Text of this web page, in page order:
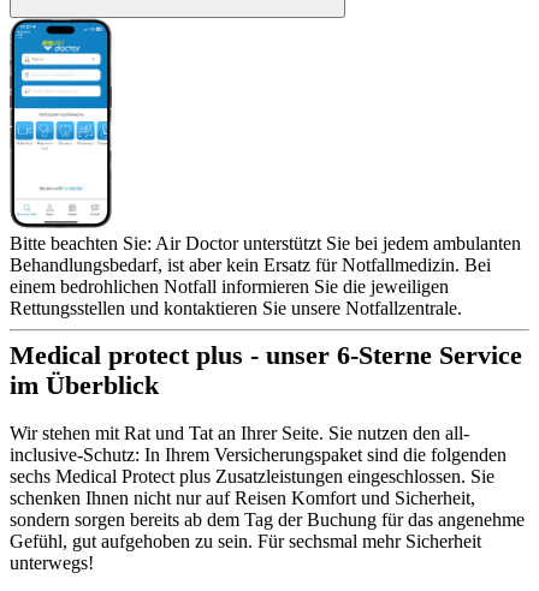
Bitte beachten Sie: Air Doctor unterstützt Sie bei jedem ambulanten
Behandlungsbedarf, ist aber kein Ersatz für Notfallmedizin. Bei
einem bedrohlichen Notfall informieren Sie die jeweiligen
Rettungsstellen und kontaktieren Sie unsere Notfallzentrale.
Medical protect plus - unser 6-Sterne Service
im Überblick
Wir stehen mit Rat und Tat an Ihrer Seite. Sie nutzen den all-
inclusive-Schutz: In Ihrem Versicherungspaket sind die folgenden
sechs Medical Protect plus Zusatzleistungen eingeschlossen. Sie
schenken Ihnen nicht nur auf Reisen Komfort und Sicherheit,
sondern sorgen bereits ab dem Tag der Buchung für das angenehme
Gefühl, gut aufgehoben zu sein. Für sechsmal mehr Sicherheit
unterwegs!